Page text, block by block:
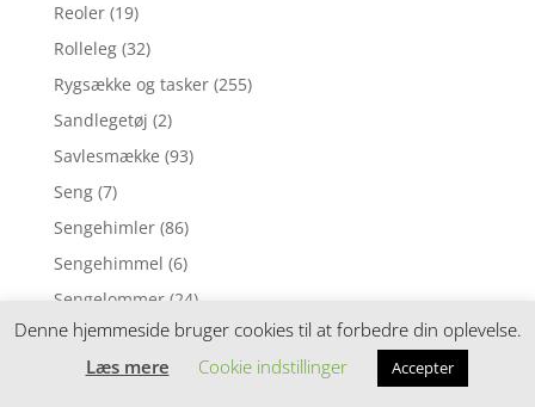
Reoler (19)
Rolleleg (32)
Rygsække og tasker (255)
Sandlegetøj (2)
Savlesmække (93)
Seng (7)
Sengehimler (86)
Sengehimmel (6)
Sengelommer (24)
Sengerand (3)
Sengerande (146)
Denne hjemmeside bruger cookies til at forbedre din oplevelse.
Læs mere
Cookie indstillinger Accepter